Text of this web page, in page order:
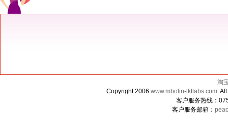
淘
Copyright 2006 www.mbolin-lktlabs.com.
客户服务热线：
客户服务邮箱：